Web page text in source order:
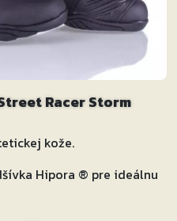
Racer Storm
kože.
Hipora ® pre ideálnu